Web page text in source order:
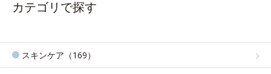
カテゴリで探す
スキンケア（169）